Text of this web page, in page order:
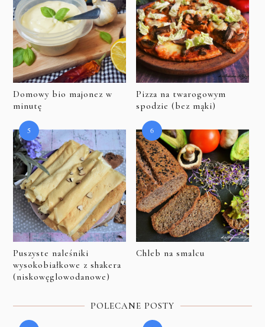
Domowy bio majonez w
minutę
Pizza na twarogowym
spodzie (bez mąki)
Puszyste naleśniki
wysokobiałkowe z shakera
(niskowęglowodanowe)
Chleb na smalcu
POLECANE POSTY